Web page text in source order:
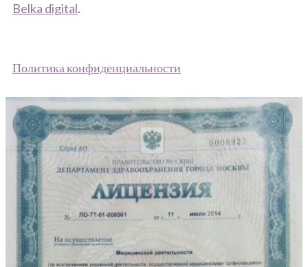
Belka digital.
Политика конфиденциальности